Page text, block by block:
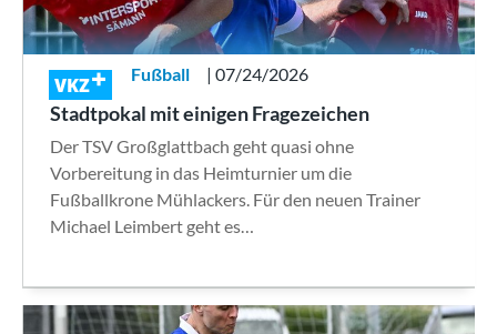
VKZ Fußball | 07/24/2026
Stadtpokal mit einigen Fragezeichen
Der TSV Großglattbach geht quasi ohne
Vorbereitung in das Heimturnier um die
Fußballkrone Mühlackers. Für den neuen Trainer
Michael Leimbert geht es…